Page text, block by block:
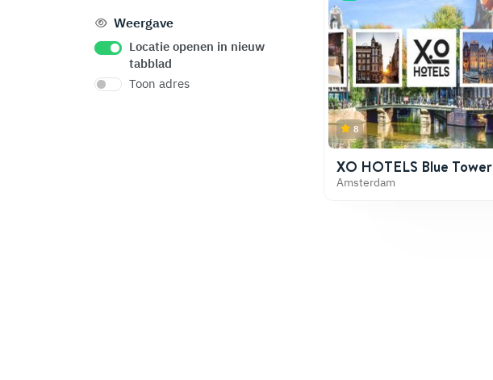
Weergave
Locatie openen in nieuw
tabblad
Toon adres
8
XO HOTELS Blue Tower
Amsterdam